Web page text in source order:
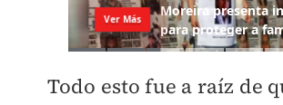
Todo esto fue a raíz de